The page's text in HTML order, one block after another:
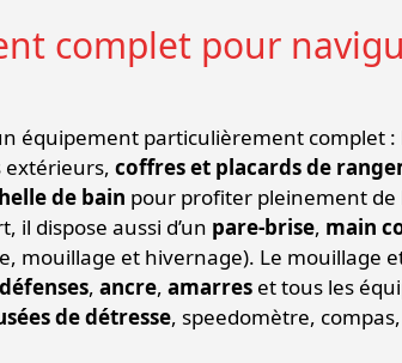
complet pour
équipement particulièrement complet :
extérieurs, coffres et placards de
de bain pour profiter pleinement de
il dispose aussi d’un pare-brise, main
mouillage et hivernage). Le mouillage
défenses, ancre, amarres et tous les
de détresse, speedomètre,